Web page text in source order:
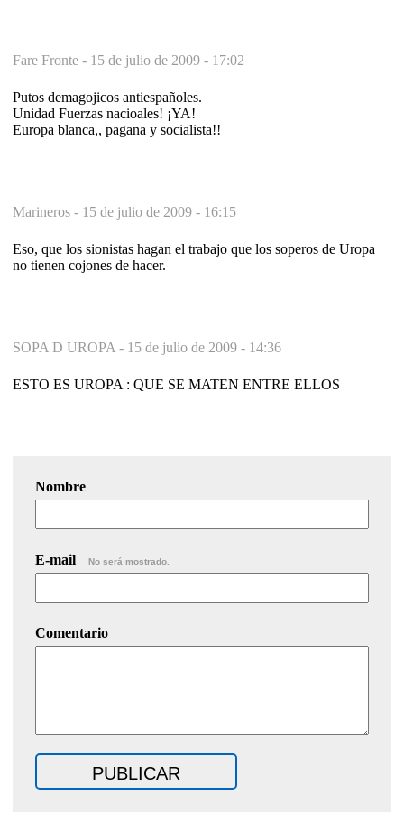
Fare Fronte - 15 de julio de 2009 - 17:02
Putos demagojicos antiespañoles.
Unidad Fuerzas nacioales! ¡YA!
Europa blanca,, pagana y socialista!!
Marineros - 15 de julio de 2009 - 16:15
Eso, que los sionistas hagan el trabajo que los soperos de Uropa
no tienen cojones de hacer.
SOPA D UROPA - 15 de julio de 2009 - 14:36
ESTO ES UROPA : QUE SE MATEN ENTRE ELLOS
Nombre
E-mail No será mostrado.
Comentario